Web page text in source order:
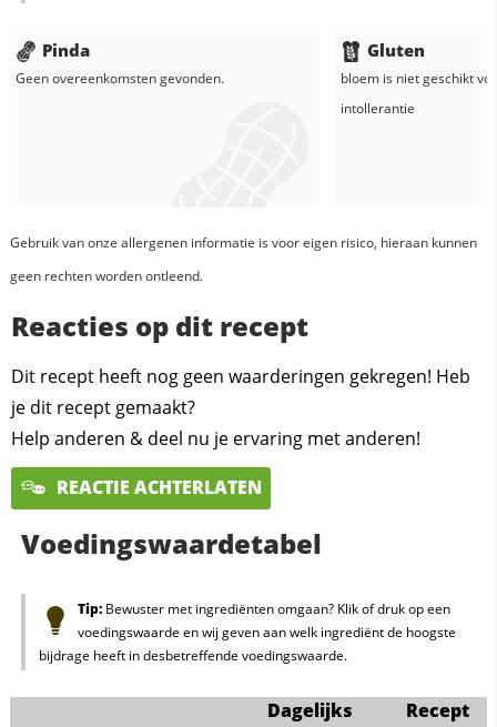
Pinda
Geen overeenkomsten gevonden.
Gluten
bloemis niet geschikt
intollerantie
Gebruik van onze allergenen informatie is voor eigen risico, hieraan kunnen
geen rechten worden ontleend.
Reacties op dit recept
Dit recept heeft nog geen waarderingen gekregen! Heb
je dit recept gemaakt?
Help anderen & deel nu je ervaring met anderen!
REACTIE ACHTERLATEN
Voedingswaardetabel
Tip:Bewuster met ingrediënten omgaan? Klik of druk op een
voedingswaarde en wij geven aan welk ingrediënt de hoogste
bijdrage heeft in desbetreffende voedingswaarde.
Dagelijks
Recept